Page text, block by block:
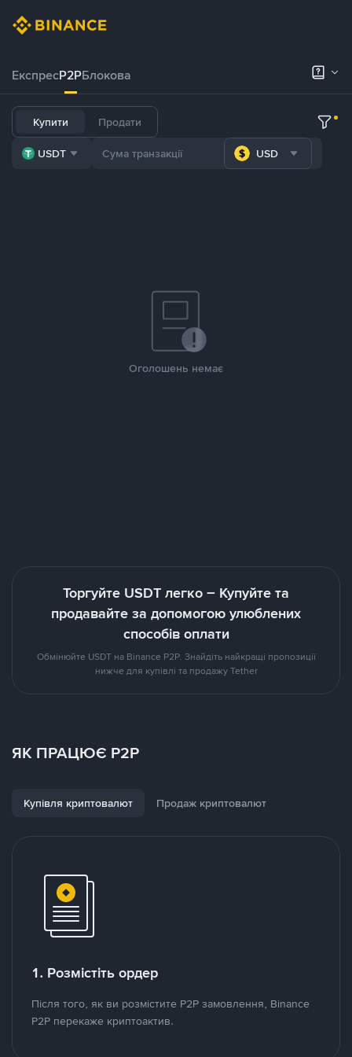
ЕкспресP2PБлокова
Купити Продати
USDT USD
Оголошень немає
Торгуйте USDT легко – Купуйте та
продавайте за допомогою улюблених
способів оплати
Обмінюйте USDT на Binance P2P. Знайдіть найкращі пропозиції
нижче для купівлі та продажу Tether
ЯК ПРАЦЮЄ P2P
Купівля криптовалют Продаж криптовалют
1. Розмістіть ордер
Після того, як ви розмістите P2P замовлення, Binance
P2P перекаже криптоактив.